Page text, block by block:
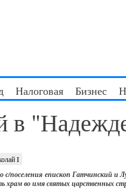
Налоговая Бизнес
в
I
с/поселения епископ Гатчинский
храм во имя святых царственных